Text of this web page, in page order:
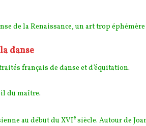
de la Renaissance, un art trop
danse
français de danse et d’équitation.
du maître.
au début du XVIesiècle. Autour de